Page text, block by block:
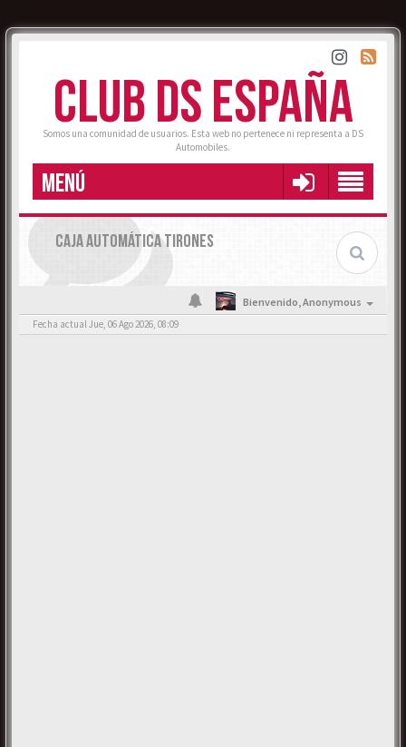
CLUB DS ESPAÑA
Somos una comunidad de usuarios. Esta web no pertenece ni representa a DS
Automobiles.
MENÚ
CAJA AUTOMÁTICA TIRONES
Bienvenido,Anonymous
Fecha actual Jue, 06 Ago 2026, 08:09